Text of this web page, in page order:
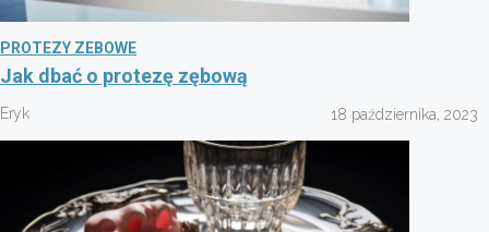
PROTEZY ZEBOWE
Jak dbać o protezę zębową
Eryk 18 października, 2023